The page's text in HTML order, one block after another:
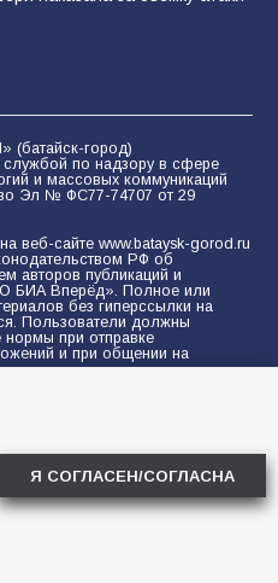
(батайск-город)
службой по надзору в сфере
и массовых коммуникаций
Эл № ФС77-74707 от 29
веб-сайте www.bataysk-gorod.ru
РФ об
авторов публикаций и
БИА Вперёд». Полное или
без гиперссылки на
Пользователи должны
при отправке
и при общении на
защиты информации
данных с помощью
top.mail.ru
Я СОГЛАСЕН/СОГЛАСНА